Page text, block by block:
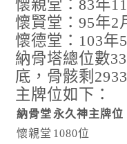
懷親堂：83年
懷賢堂：95年2
懷德堂：103年
納骨塔總位數
底，骨骸剩
主牌位如下：
納骨堂 永久神主牌位
懷親堂 1080位